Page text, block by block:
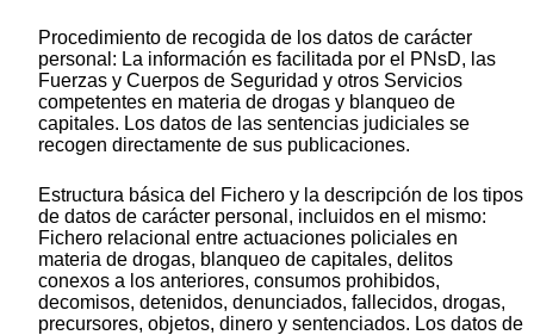
Procedimiento de recogida de los datos de carácter
personal: La información es facilitada por el PNsD, las
Fuerzas y Cuerpos de Seguridad y otros Servicios
competentes en materia de drogas y blanqueo de
capitales. Los datos de las sentencias judiciales se
recogen directamente de sus publicaciones.
Estructura básica del Fichero y la descripción de los tipos
de datos de carácter personal, incluidos en el mismo:
Fichero relacional entre actuaciones policiales en
materia de drogas, blanqueo de capitales, delitos
conexos a los anteriores, consumos prohibidos,
decomisos, detenidos, denunciados, fallecidos, drogas,
precursores, objetos, dinero y sentenciados. Los datos de